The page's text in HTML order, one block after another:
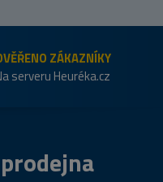
ZÁKAZNÍKY
serveru Heuréka.cz
prodejna